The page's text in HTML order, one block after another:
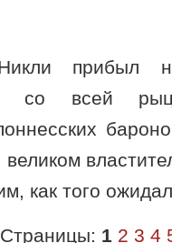
прибыл
со всей
великом
как того
Страницы: 1 2 3 4